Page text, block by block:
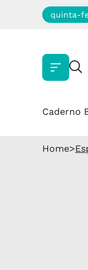
quinta-
Caderno
Home>